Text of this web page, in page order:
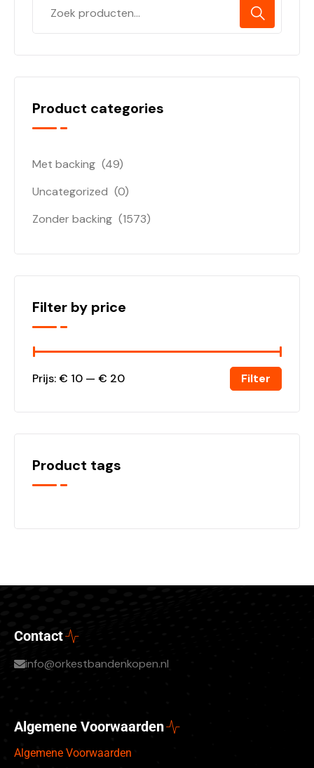
Product categories
Met backing (49)
Uncategorized (0)
Zonder backing (1573)
Filter by price
Filter
Prijs:€ 10 — € 20
Product tags
Contact
info@orkestbandenkopen.nl
Algemene Voorwaarden
Algemene Voorwaarden